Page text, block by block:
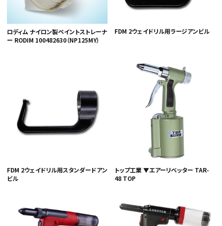
ロディム ナイロン製ペイントストレーナ
ー RODIM 100482630（NP125MY）
FDM 2ウェイドリル用ラージアンビル
FDM 2ウェイドリル用スタンダードアン
ビル
トップ工業 ▼エアーリベッター TAR-
48 TOP